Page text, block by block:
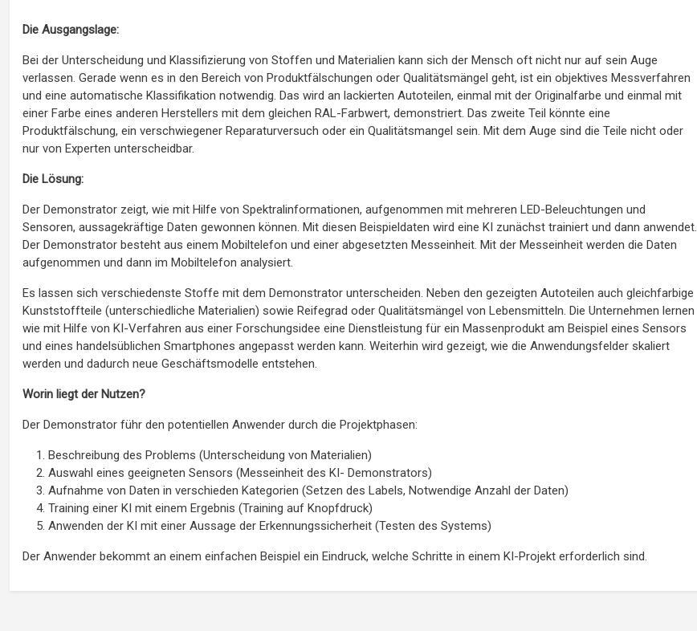
Die Ausgangslage:
Bei der Unterscheidung und Klassifizierung von Stoffen und Materialien kann sich der Mensch oft nicht nur auf sein Auge
verlassen. Gerade wenn es in den Bereich von Produktfälschungen oder Qualitätsmängel geht, ist ein objektives Messverfahren
und eine automatische Klassifikation notwendig. Das wird an lackierten Autoteilen, einmal mit der Originalfarbe und einmal mit
einer Farbe eines anderen Herstellers mit dem gleichen RAL-Farbwert, demonstriert. Das zweite Teil könnte eine
Produktfälschung, ein verschwiegener Reparaturversuch oder ein Qualitätsmangel sein. Mit dem Auge sind die Teile nicht oder
nur von Experten unterscheidbar.
Die Lösung:
Der Demonstrator zeigt, wie mit Hilfe von Spektralinformationen, aufgenommen mit mehreren LED-Beleuchtungen und
Sensoren, aussagekräftige Daten gewonnen können. Mit diesen Beispieldaten wird eine KI zunächst trainiert und dann anwendet.
Der Demonstrator besteht aus einem Mobiltelefon und einer abgesetzten Messeinheit. Mit der Messeinheit werden die Daten
aufgenommen und dann im Mobiltelefon analysiert.
Es lassen sich verschiedenste Stoffe mit dem Demonstrator unterscheiden. Neben den gezeigten Autoteilen auch gleichfarbige
Kunststoffteile (unterschiedliche Materialien) sowie Reifegrad oder Qualitätsmängel von Lebensmitteln. Die Unternehmen lernen
wie mit Hilfe von KI-Verfahren aus einer Forschungsidee eine Dienstleistung für ein Massenprodukt am Beispiel eines Sensors
und eines handelsüblichen Smartphones angepasst werden kann. Weiterhin wird gezeigt, wie die Anwendungsfelder skaliert
werden und dadurch neue Geschäftsmodelle entstehen.
Worin liegt der Nutzen?
Der Demonstrator führ den potentiellen Anwender durch die Projektphasen:
Beschreibung des Problems (Unterscheidung von Materialien)
Auswahl eines geeigneten Sensors (Messeinheit des KI- Demonstrators)
Aufnahme von Daten in verschieden Kategorien (Setzen des Labels, Notwendige Anzahl der Daten)
Training einer KI mit einem Ergebnis (Training auf Knopfdruck)
Anwenden der KI mit einer Aussage der Erkennungssicherheit (Testen des Systems)
Der Anwender bekommt an einem einfachen Beispiel ein Eindruck, welche Schritte in einem KI-Projekt erforderlich sind.